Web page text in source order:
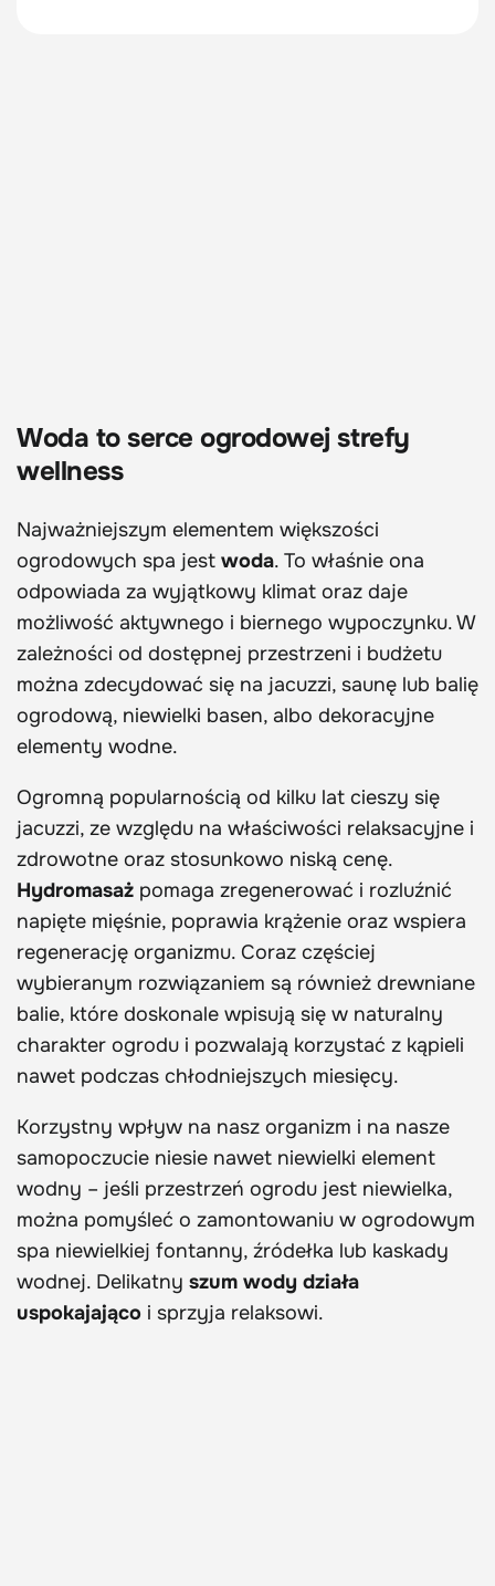
Woda to serce ogrodowej strefy
wellness
Najważniejszym elementem większości
ogrodowych spa jest woda. To właśnie ona
odpowiada za wyjątkowy klimat oraz daje
możliwość aktywnego i biernego wypoczynku. W
zależności od dostępnej przestrzeni i budżetu
można zdecydować się na jacuzzi, saunę lub balię
ogrodową, niewielki basen, albo dekoracyjne
elementy wodne.
Ogromną popularnością od kilku lat cieszy się
jacuzzi, ze względu na właściwości relaksacyjne i
zdrowotne oraz stosunkowo niską cenę.
Hydromasaż pomaga zregenerować i rozluźnić
napięte mięśnie, poprawia krążenie oraz wspiera
regenerację organizmu. Coraz częściej
wybieranym rozwiązaniem są również drewniane
balie, które doskonale wpisują się w naturalny
charakter ogrodu i pozwalają korzystać z kąpieli
nawet podczas chłodniejszych miesięcy.
Korzystny wpływ na nasz organizm i na nasze
samopoczucie niesie nawet niewielki element
wodny – jeśli przestrzeń ogrodu jest niewielka,
można pomyśleć o zamontowaniu w ogrodowym
spa niewielkiej fontanny, źródełka lub kaskady
wodnej. Delikatny szum wody działa
uspokajająco i sprzyja relaksowi.